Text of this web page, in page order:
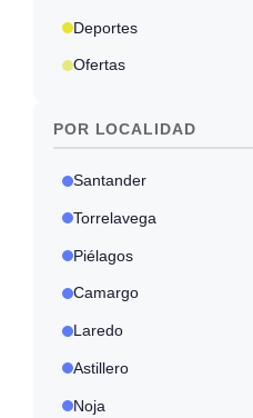
Deportes
Ofertas
POR LOCALIDAD
Santander
Torrelavega
Piélagos
Camargo
Laredo
Astillero
Noja